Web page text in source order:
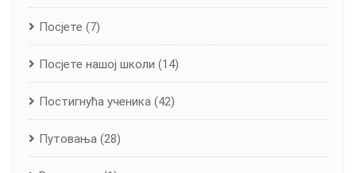
Посјете (7)
Посјете нашој школи (14)
Постигнућа ученика (42)
Путовања (28)